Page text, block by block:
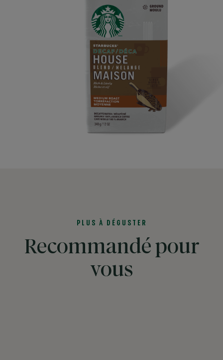
PLUS À DÉGUSTER
Recommandé pour
vous